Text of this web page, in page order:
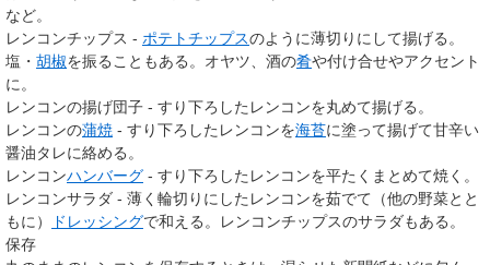
など。
レンコンチップス - ポテトチップスのように薄切りにして揚げる。
塩・ 胡椒を振ることもある。オヤツ、酒の肴や付け合せやアクセント
に。
レンコンの揚げ団子 - すり下ろしたレンコンを丸めて揚げる。
レンコンの蒲焼 - すり下ろしたレンコンを海苔に塗って揚げて甘辛い
醤油タレに絡める。
レンコンハンバーグ - すり下ろしたレンコンを平たくまとめて焼く。
レンコンサラダ - 薄く輪切りにしたレンコンを茹でて（他の野菜とと
もに）
ドレッシングで和える。レンコンチップスのサラダもある。
保存